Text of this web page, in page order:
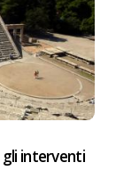
interventi